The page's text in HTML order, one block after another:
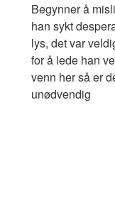
Begynner å
han sykt
lys, det var
for å lede han
venn her så er
unødvendig